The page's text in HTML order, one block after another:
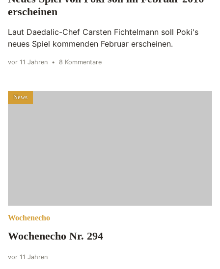
erscheinen
Laut Daedalic-Chef Carsten Fichtelmann soll Poki's
neues Spiel kommenden Februar erscheinen.
vor 11 Jahren • 8 Kommentare
News
Wochenecho
Wochenecho Nr. 294
vor 11 Jahren